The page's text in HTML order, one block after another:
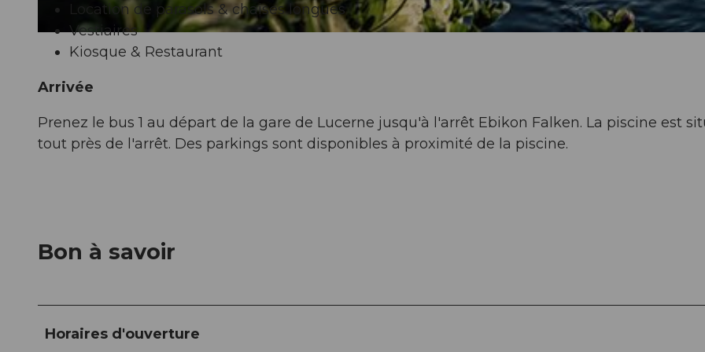
é
Location de parasols & chaises longues
Vestiaires
Kiosque & Restaurant
Arrivée
Prenez le bus 1 au départ de la gare de Lucerne jusqu'à l'arrêt Ebikon Falken. La piscine est
tout près de l'arrêt. Des parkings sont disponibles à proximité de la piscine.
Bon à savoir
Horaires d'ouverture